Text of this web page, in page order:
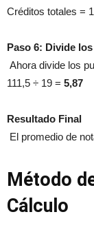
Créditos totales =
Paso 6: Divide
Ahora divide los
111,5 ÷ 19 = 5,87
Resultado Final
El promedio de
Método
Cálculo